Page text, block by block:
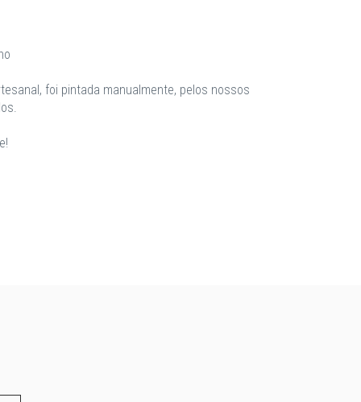
foi pintada manualmente, pelos nossos